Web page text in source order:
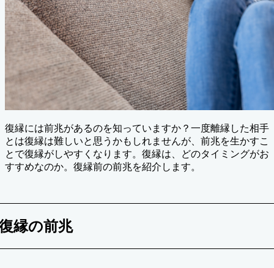
復縁には前兆があるのを知っていますか？一度離縁した相手
とは復縁は難しいと思うかもしれませんが、前兆を生かすこ
とで復縁がしやすくなります。復縁は、どのタイミングがお
すすめなのか。復縁前の前兆を紹介します。
縁の前兆